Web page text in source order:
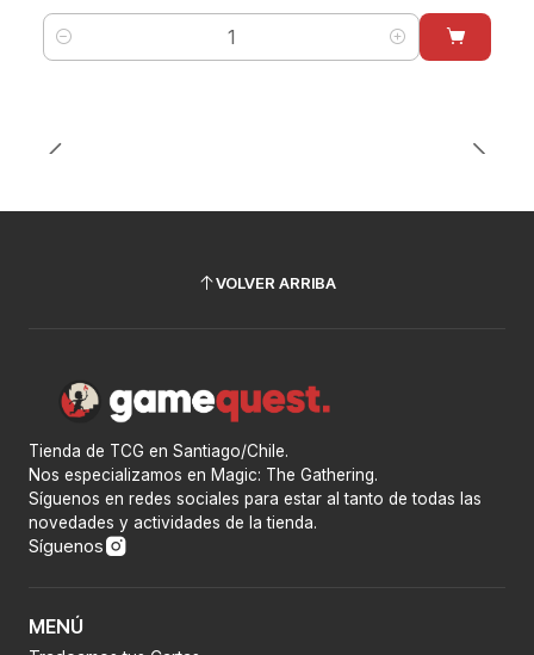
Cantidad
VOLVER ARRIBA
Tienda de TCG en Santiago/Chile.
Nos especializamos en Magic: The Gathering.
Síguenos en redes sociales para estar al tanto de todas las
novedades y actividades de la tienda.
Síguenos
MENÚ